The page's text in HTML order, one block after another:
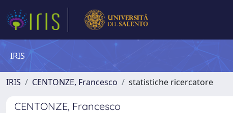
IRIS
IRIS CENTONZE, Francesco statistiche ricercatore
CENTONZE, Francesco